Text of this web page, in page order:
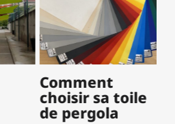
Comment
choisir sa toile
de pergola